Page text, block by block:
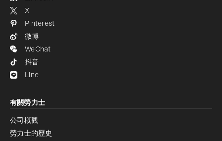
X
Pinterest
微博
WeChat
抖音
Line
有關勞力士
公司概觀
勞力士的歷史